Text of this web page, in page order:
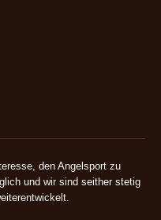
den Angelsport zu
und wir sind seither stetig